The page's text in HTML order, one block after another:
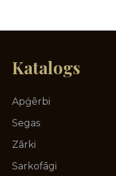
Katalogs
Apģērbi
Segas
Zārki
Sarkofāgi